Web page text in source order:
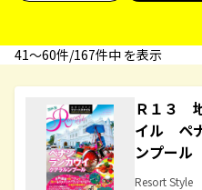
41〜60件/167件中 を表示
Ｒ１３
イル ペ
ンプール
Resort Style